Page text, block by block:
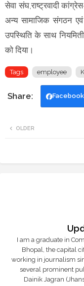
सेवा संघ,राष्ट्रवादी
अन्य सामाजिक संगठन
उपस्थिति के साथ
को दिया।
Tags employee
Facebook
OLDER
I am a graduate in
Bhopal, the capital
working in journalism
several prominent
Dainik Jagran